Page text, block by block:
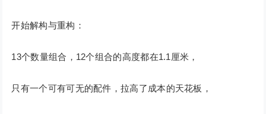
开始解构与重构：
13个数量组合，12个组合的高度都在1.1厘米，
只有一个可有可无的配件，拉高了成本的天花板，